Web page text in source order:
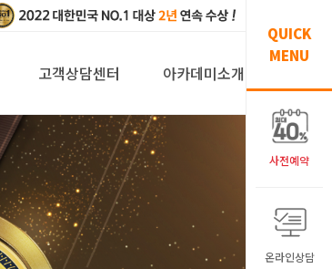
고객상담센터 아카데미소개
QUICK
MENU
사전예약
온라인상담